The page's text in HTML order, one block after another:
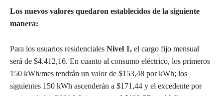
Los nuevos valores quedaron establecidos de la siguiente
manera:
Para los usuarios residenciales Nivel 1, el cargo fijo mensual
será de $4.412,16. En cuanto al consumo eléctrico, los primeros
150 kWh/mes tendrán un valor de $153,48 por kWh; los
siguientes 150 kWh ascenderán a $171,44 y el excedente por